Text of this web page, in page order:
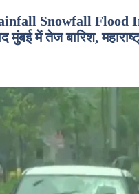
Snowfall Flood
में तेज बारिश,